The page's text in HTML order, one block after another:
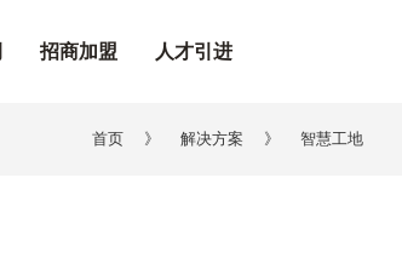
招商加盟 人才引进
首页 》 解决方案 》 智慧工地